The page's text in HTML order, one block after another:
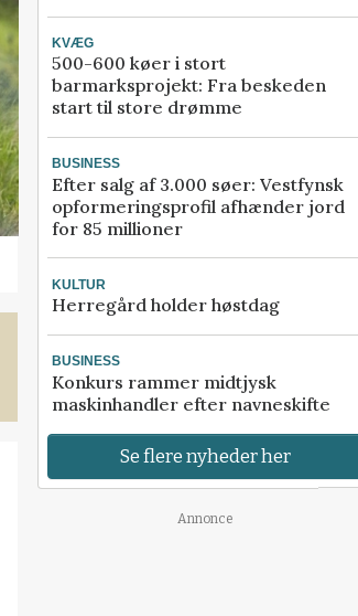
KVÆG
500-600 køer i stort
barmarksprojekt: Fra beskeden
start til store drømme
BUSINESS
Efter salg af 3.000 søer: Vestfynsk
opformeringsprofil afhænder jord
for 85 millioner
KULTUR
Herregård holder høstdag
BUSINESS
Konkurs rammer midtjysk
maskinhandler efter navneskifte
Se flere nyheder her
Annonce